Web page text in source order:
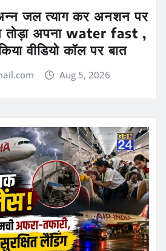
जल त्याग कर अनशन पर
तोड़ा अपना water fast ,
वीडियो कॉल पर बात
Aug 5, 2026